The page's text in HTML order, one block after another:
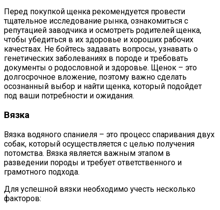
Перед покупкой щенка рекомендуется провести
тщательное исследование рынка, ознакомиться с
репутацией заводчика и осмотреть родителей щенка,
чтобы убедиться в их здоровье и хороших рабочих
качествах. Не бойтесь задавать вопросы, узнавать о
генетических заболеваниях в породе и требовать
документы о родословной и здоровье. Щенок – это
долгосрочное вложение, поэтому важно сделать
осознанный выбор и найти щенка, который подойдет
под ваши потребности и ожидания.
Вязка
Вязка водяного спаниеля – это процесс спаривания двух
собак, который осуществляется с целью получения
потомства. Вязка является важным этапом в
разведении породы и требует ответственного и
грамотного подхода.
Для успешной вязки необходимо учесть несколько
факторов: